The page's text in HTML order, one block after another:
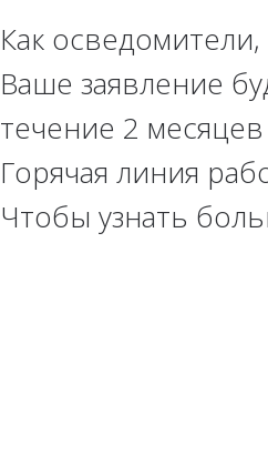
Как
Ваше заявление
течение 2
Горячая линия
Чтобы узнать